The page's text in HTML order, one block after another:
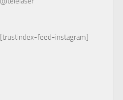
[trustindex-feed-instagram]